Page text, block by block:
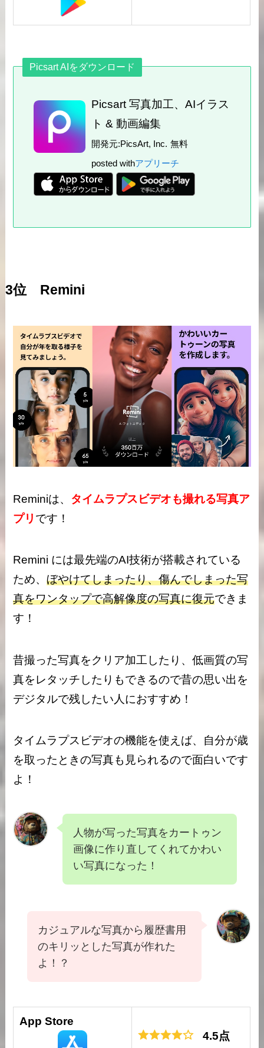
Picsart AIをダウンロード
Picsart 写真加工、AIイラス
ト & 動画編集
開発元:PicsArt, Inc. 無料
posted withアプリーチ
3位 Remini
Reminiは、 タイムラプスビデオも撮れる写真ア
プリ です！
Remini には最先端のAI技術が搭載されている
ため、ぼやけてしまったり、傷んでしまった写
真をワンタップで高解像度の写真に復元できま
す！
昔撮った写真をクリア加工したり、低画質の写
真をレタッチしたりもできるので昔の思い出を
デジタルで残したい人におすすめ！
タイムラプスビデオの機能を使えば、自分が歳
を取ったときの写真も見られるので面白いです
よ！
人物が写った写真をカートゥン
画像に作り直してくれてかわい
い写真になった！
カジュアルな写真から履歴書用
のキリッとした写真が作れた
よ！？
App Store
4.5点